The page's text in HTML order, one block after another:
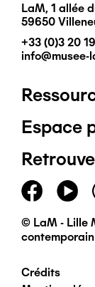
LaM, 1 allée
59650
+33 (0)3 20
info@musee-
Pied
de
page
Espace
© LaM - Lille
Crédits